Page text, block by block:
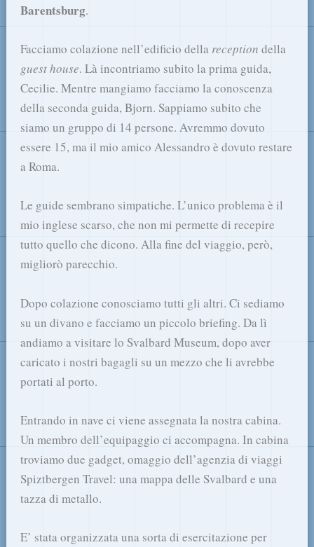
Barentsburg.
Facciamo colazione nell’edificio della receptiondella
guest house. Là incontriamo subito la prima guida,
Cecilie. Mentre mangiamo facciamo la conoscenza
della seconda guida, Bjorn. Sappiamo subito che
siamo un gruppo di 14 persone. Avremmo dovuto
essere 15, ma il mio amico Alessandro è dovuto restare
a Roma.
Le guide sembrano simpatiche. L’unico problema è il
mio inglese scarso, che non mi permette di recepire
tutto quello che dicono. Alla fine del viaggio, però,
migliorò parecchio.
Dopo colazione conosciamo tutti gli altri. Ci sediamo
su un divano e facciamo un piccolo briefing. Da lì
andiamo a visitare lo Svalbard Museum, dopo aver
caricato i nostri bagagli su un mezzo che li avrebbe
portati al porto.
Entrando in nave ci viene assegnata la nostra cabina.
Un membro dell’equipaggio ci accompagna. In cabina
troviamo due gadget, omaggio dell’agenzia di viaggi
Spiztbergen Travel: una mappa delle Svalbard e una
tazza di metallo.
E’ stata organizzata una sorta di esercitazione per